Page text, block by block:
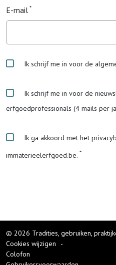
E-mail
Ik schrijf me in voor de
Ik schrijf me in voor de
erfgoedprofessionals (4 mails per
Ik ga akkoord met het
immaterieelerfgoed.be.
© 2026 Tradities, gebruiken,
Cookies wijzigen
-
Colofon